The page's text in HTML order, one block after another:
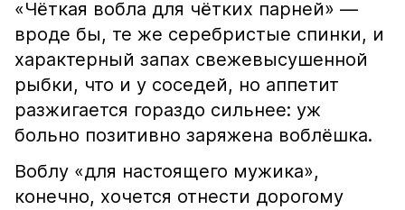
«Чёткая вобла для чётких парней» —
вроде бы, те же серебристые спинки, и
характерный запах свежевысушенной
рыбки, что и у соседей, но аппетит
разжигается гораздо сильнее: уж
больно позитивно заряжена воблёшка.
Воблу «для настоящего мужика»,
конечно, хочется отнести дорогому